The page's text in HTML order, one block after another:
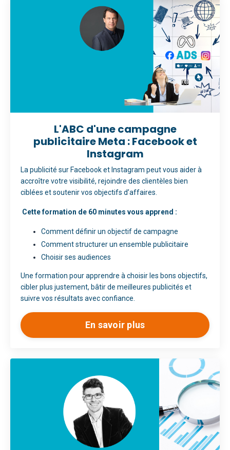
L'ABC d'unecampagne
publicitaireMeta : Facebook et
Instagram
La publicité sur Facebook et Instagram peut vous aider à
accroître votre visibilité, rejoindre des clientèles bien
ciblées et soutenir vos objectifs d’affaires.
Cette formation de 60 minutes vous apprend :
Comment définir un objectif de campagne
Comment structurer un ensemble publicitaire
Choisir ses audiences
Une formation pour apprendre à choisir les bons objectifs,
cibler plus justement, bâtir de meilleures publicités et
suivre vos résultats avec confiance.
En savoir plus